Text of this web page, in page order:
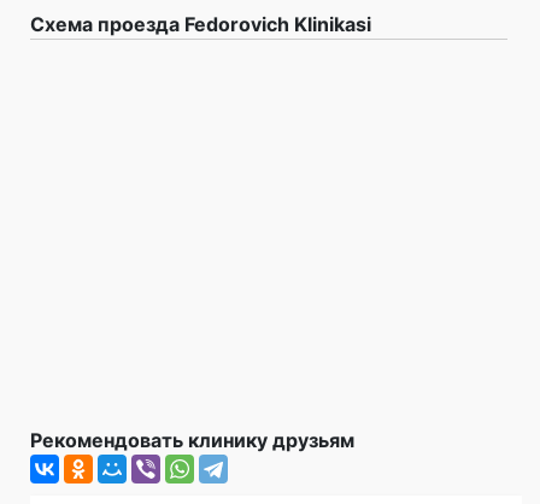
Схема проезда Fedorovich Klinikasi
Рекомендовать клинику друзьям